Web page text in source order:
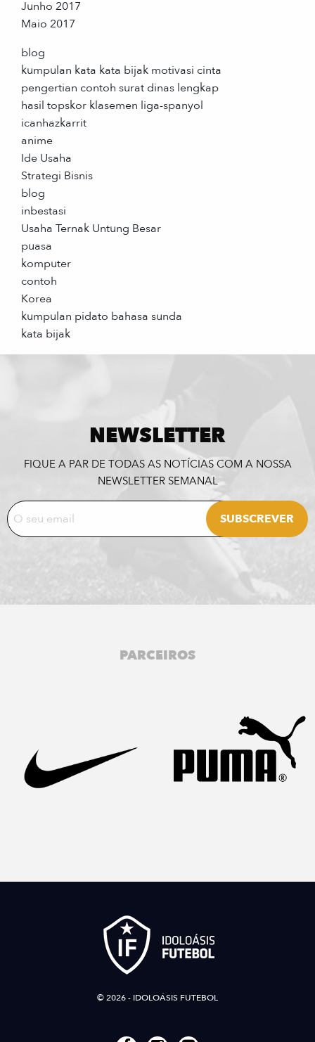
Junho 2017
Maio 2017
blog
kumpulan kata kata bijak motivasi cinta
pengertian contoh surat dinas lengkap
hasil topskor klasemen liga-spanyol
icanhazkarrit
anime
Ide Usaha
Strategi Bisnis
blog
inbestasi
Usaha Ternak Untung Besar
puasa
komputer
contoh
Korea
kumpulan pidato bahasa sunda
kata bijak
NEWSLETTER
FIQUE A PAR DE TODAS AS NOTÍCIAS COM A NOSSA
NEWSLETTER SEMANAL
PARCEIROS
© 2026 - IDOLOÁSIS FUTEBOL